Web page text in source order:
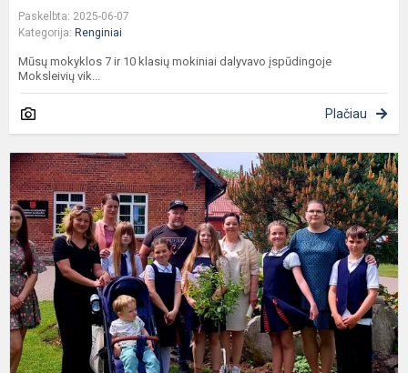
Paskelbta: 2025-06-07
Kategorija: Renginiai
Mūsų mokyklos 7 ir 10 klasių mokiniai dalyvavo įspūdingoje
Moksleivių vik...
Plačiau